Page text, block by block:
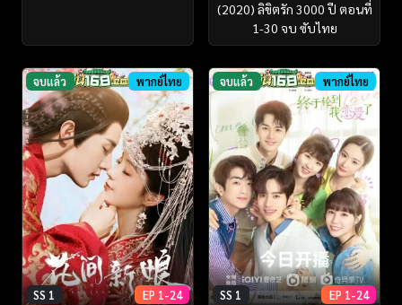
(2020) ลิขิตรัก 3000 ปี ตอนที่
1-30 จบ ซับไทย
จบแล้ว พากย์ไทย
SS 1 EP 1-24
จบแล้ว พากย์ไทย
SS 1 EP 1-24